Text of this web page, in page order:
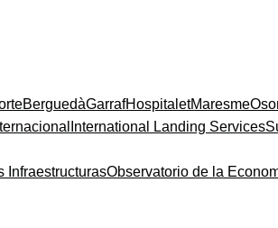
BerguedàGarrafHospitaletMaresme
International Landing Services
InfraestructurasObservatorio de la